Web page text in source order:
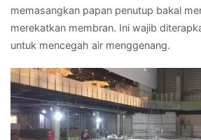
memasangkan papan penutup bakal
merekatkan membran. Ini wajib
untuk mencegah air menggenang.